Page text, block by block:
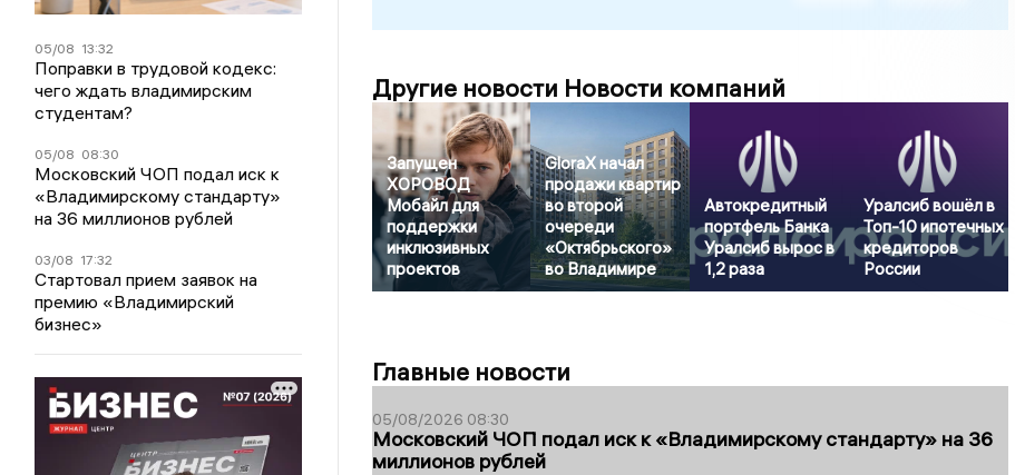
05/08 13:32
Поправки в трудовой кодекс:
чего ждать владимирским
студентам?
05/08 08:30
Московский ЧОП подал иск к
«Владимирскому стандарту»
на 36 миллионов рублей
03/08 17:32
Стартовал прием заявок на
премию «Владимирский
бизнес»
Другие новости Новости компаний
Запущен
ХОРОВОД
Мобайл для
поддержки
инклюзивных
проектов
GloraX начал
продажи квартир
во второй
очереди
«Октябрьского»
во Владимире
Автокредитный
портфель Банка
Уралсиб вырос в
1,2 раза
Уралсиб вошёл в
Топ-10 ипотечных
кредиторов
России
Главные новости
05/08/2026 08:30
Московский ЧОП подал иск к «Владимирскому стандарту» на 36
миллионов рублей